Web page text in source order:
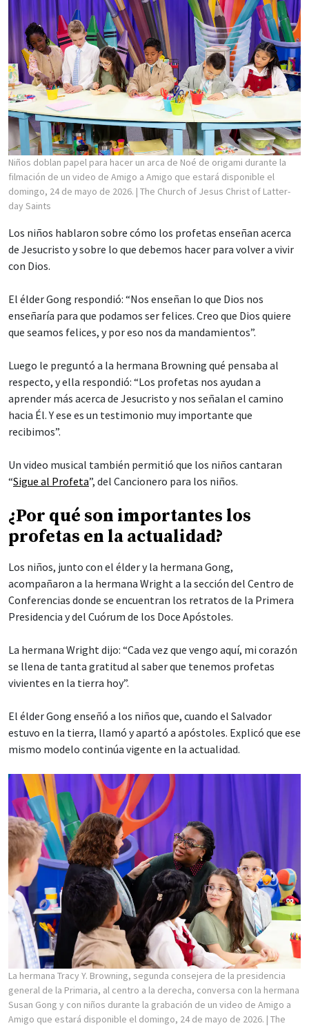
Niños doblan papel para hacer un arca de Noé de origami durante la
filmación de un video de Amigo a Amigo que estará disponible el
domingo, 24 de mayo de 2026. | The Church of Jesus Christ of Latter-
day Saints
Los niños hablaron sobre cómo los profetas enseñan acerca
de Jesucristo y sobre lo que debemos hacer para volver a vivir
con Dios.
El élder Gong respondió: “Nos enseñan lo que Dios nos
enseñaría para que podamos ser felices. Creo que Dios quiere
que seamos felices, y por eso nos da mandamientos”.
Luego le preguntó a la hermana Browning qué pensaba al
respecto, y ella respondió: “Los profetas nos ayudan a
aprender más acerca de Jesucristo y nos señalan el camino
hacia Él. Y ese es un testimonio muy importante que
recibimos”.
Un video musical también permitió que los niños cantaran
“Sigue al Profeta”, del Cancionero para los niños.
¿Por qué son importantes los
profetas en la actualidad?
Los niños, junto con el élder y la hermana Gong,
acompañaron a la hermana Wright a la sección del Centro de
Conferencias donde se encuentran los retratos de la Primera
Presidencia y del Cuórum de los Doce Apóstoles.
La hermana Wright dijo: “Cada vez que vengo aquí, mi corazón
se llena de tanta gratitud al saber que tenemos profetas
vivientes en la tierra hoy”.
El élder Gong enseñó a los niños que, cuando el Salvador
estuvo en la tierra, llamó y apartó a apóstoles. Explicó que ese
mismo modelo continúa vigente en la actualidad.
La hermana Tracy Y. Browning, segunda consejera de la presidencia
general de la Primaria, al centro a la derecha, conversa con la hermana
Susan Gong y con niños durante la grabación de un video de Amigo a
Amigo que estará disponible el domingo, 24 de mayo de 2026. | The